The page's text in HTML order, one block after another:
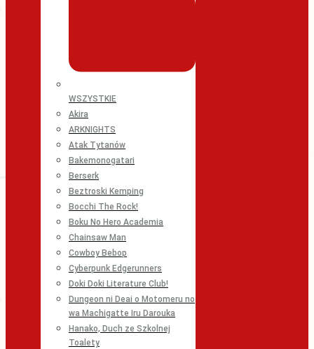
WSZYSTKIE
Akira
ARKNIGHTS
Atak Tytanów
Bakemonogatari
Berserk
Beztroski Kemping
Bocchi The Rock!
Boku No Hero Academia
Chainsaw Man
Cowboy Bebop
Cyberpunk Edgerunners
Doki Doki Literature Club!
Dungeon ni Deai o Motomeru no
wa Machigatte Iru Darouka
Hanako, Duch ze Szkolnej
Toalety